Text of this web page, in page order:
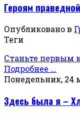
Героям
Опубликовано в
Теги
Станьте первым
Подробнее ...
Понедельник, 24
Здесь была я –